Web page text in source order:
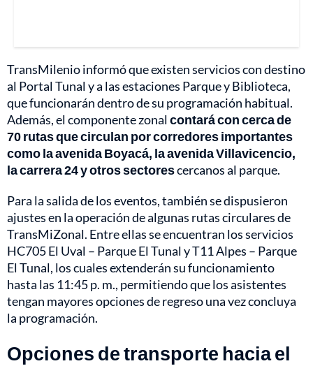
TransMilenio informó que existen servicios con destino
al Portal Tunal y a las estaciones Parque y Biblioteca,
que funcionarán dentro de su programación habitual.
Además, el componente zonalcontará con cerca de
70 rutas que circulan por corredores importantes
como la avenida Boyacá, la avenida Villavicencio,
la carrera 24 y otros sectorescercanos al parque.
Para la salida de los eventos, también se dispusieron
ajustes en la operación de algunas rutas circulares de
TransMiZonal. Entre ellas se encuentran los servicios
HC705 El Uval – Parque El Tunal y T11 Alpes – Parque
El Tunal, los cuales extenderán su funcionamiento
hasta las 11:45 p. m., permitiendo que los asistentes
tengan mayores opciones de regreso una vez concluya
la programación.
Opciones de transporte hacia el